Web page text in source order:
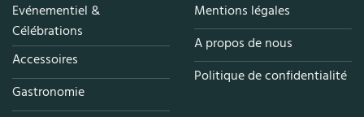
Evénementiel &
Célébrations
Accessoires
Gastronomie
Mentions légales
A propos de nous
Politique de confidentialité